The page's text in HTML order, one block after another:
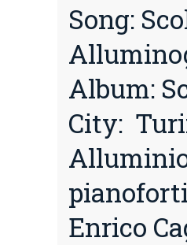
Song:
Album:
City:
Enrico